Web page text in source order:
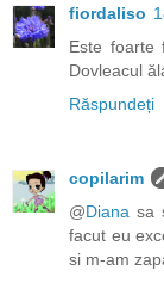
fiordaliso
Este foarte
Dovleacul
Răspundeți
copilarim
@Diana sa
facut eu
si m-am